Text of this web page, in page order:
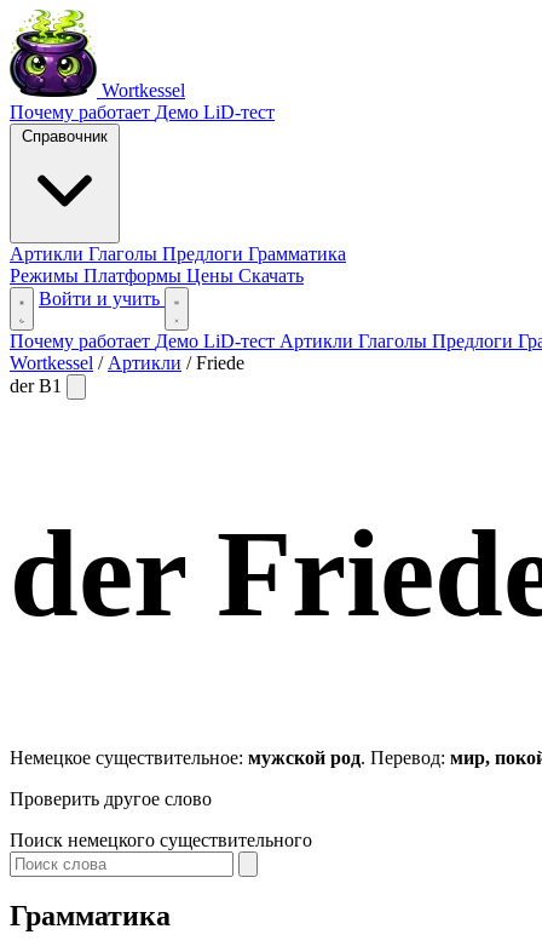
Wortkessel
Почему работает Демо LiD-тест
Справочник
Артикли Глаголы Предлоги Грамматика
Режимы Платформы Цены Скачать
Войти и учить
Почему работает Демо LiD-тест Артикли Глаголы Предлоги
Wortkessel / Артикли / Friede
derB1
der
Немецкое существительное: мужской род. Перевод: мир,
Проверить другое слово
Поиск немецкого существительного
Грамматика